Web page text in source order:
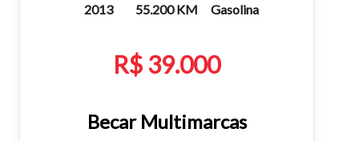
2013 55.200 KM Gasolina
R$ 39.000
Becar Multimarcas